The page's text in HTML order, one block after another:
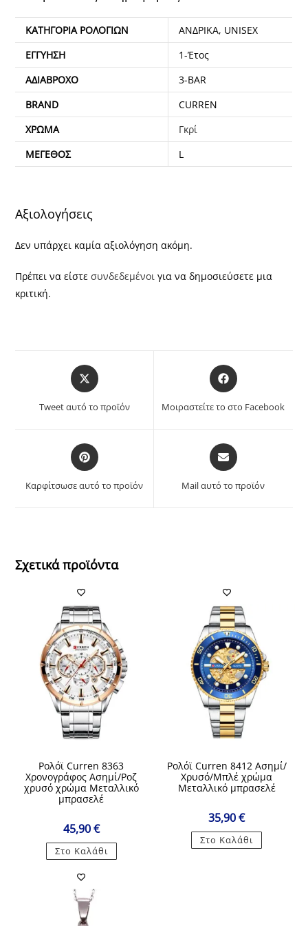
ΚΑΤΗΓΟΡΊΑ ΡΟΛΟΓΙΏΝ
ΑΝΔΡΙΚΑ, UNISEX
ΕΓΓΎΗΣΗ
1-Έτος
ΑΔΙΆΒΡΟΧΟ
3-BAR
BRAND
CURREN
ΧΡΏΜΑ
Γκρί
ΜΈΓΕΘΟΣ
L
Αξιολογήσεις
Δεν υπάρχει καμία αξιολόγηση ακόμη.
Πρέπει να είστεσυνδεδεμένοιγια να δημοσιεύσετε μια
κριτική.
Opens
in
Tweet αυτό το προϊόν
Opens
in
Μοιραστείτε το στο Facebook
Opens
in
Καρφίτσωσε αυτό το προϊόν
Opens
in
Mail αυτό το προϊόν
Σχετικά προϊόντα
Ρολόϊ Curren 8363
Χρονογράφος Ασημί/Ροζ
χρυσό χρώμα Μεταλλικό
μπρασελέ
45,90€
Στο Καλάθι
Ρολόϊ Curren 8412 Ασημί/
Χρυσό/Μπλέ χρώμα
Μεταλλικό μπρασελέ
35,90€
Στο Καλάθι